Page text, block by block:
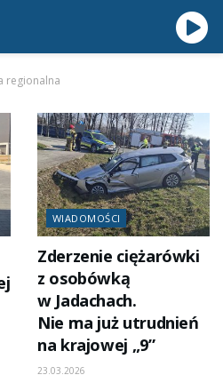
regionalna
WIADOMOŚCI
Zderzenie ciężarówki
z osobówką
w Jadachach.
Nie ma już utrudnień
na krajowej „9”
23.03.2026